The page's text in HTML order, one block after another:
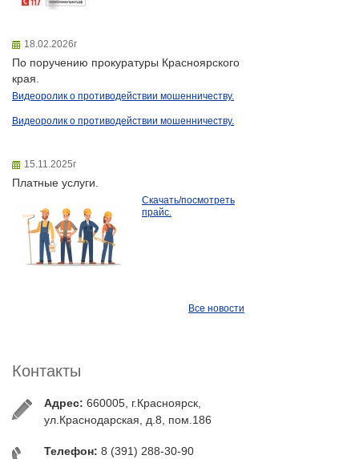
18.02.2026г
По поручению прокуратуры Красноярского
края.
Видеоролик о противодействии мошенничеству.
Видеоролик о противодействии мошенничеству.
15.11.2025г
Платные услуги.
Скачать/посмотреть
прайс.
Все новости
Контакты
Адрес: 660005, г.Красноярск,
ул.Краснодарская, д.8, пом.186
Телефон: 8 (391) 288-30-90